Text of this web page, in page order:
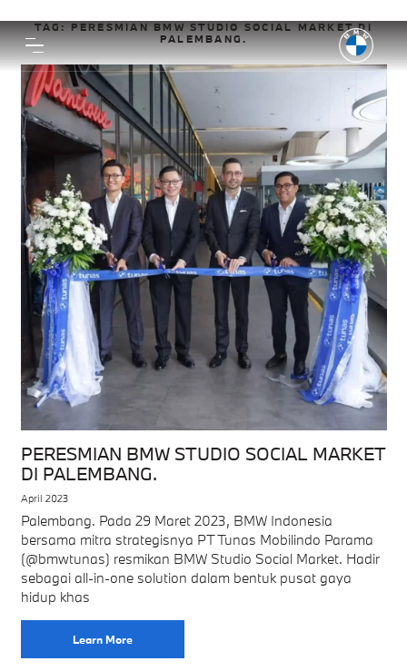
TAG:PERESMIAN BMW STUDIO SOCIAL MARKET DI
PALEMBANG.
PERESMIAN BMW STUDIO SOCIAL MARKET
DI PALEMBANG.
April 2023
Palembang. Pada 29 Maret 2023, BMW Indonesia
bersama mitra strategisnya PT Tunas Mobilindo Parama
(@bmwtunas) resmikan BMW Studio Social Market. Hadir
sebagai all-in-one solution dalam bentuk pusat gaya
hidup khas
Learn More